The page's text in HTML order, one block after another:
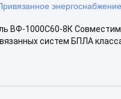
ВФ-1000С60-8К
систем БПЛА